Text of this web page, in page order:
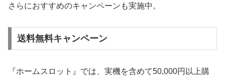
さらにおすすめのキャンペーンも実施中。
送料無料キャンペーン
『ホームスロット』では、実機を含めて50,000円以上購